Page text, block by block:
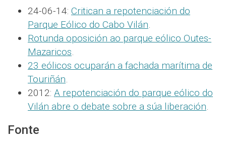
24-06-14: Critican a repotenciación do
Parque Eólico do Cabo Vilán.
Rotunda oposición ao parque eólico Outes-
Mazaricos.
23 eólicos ocuparán a fachada marítima de
Touriñán.
2012: A repotenciación do parque eólico do
Vilán abre o debate sobre a súa liberación.
Fonte